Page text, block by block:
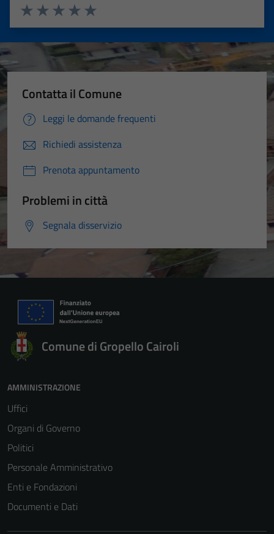
Valuta 5 stelle su 5
Valuta 4 stelle su 5
Valuta 3 stelle su 5
Valuta 2 stelle su 5
Valuta 1 stelle su 5
Contatta il Comune
Leggi le domande frequenti
Richiedi assistenza
Prenota appuntamento
Problemi in città
Segnala disservizio
Comune di Gropello Cairoli
AMMINISTRAZIONE
Uffici
Organi di Governo
Politici
Personale Amministrativo
Enti e Fondazioni
Documenti e Dati